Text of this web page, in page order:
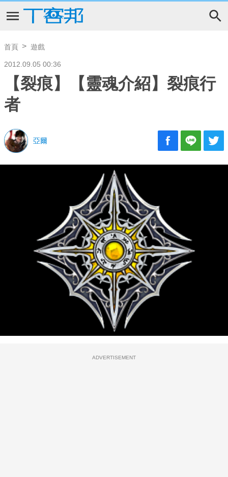
首頁 遊戲
2012.09.05 00:36
【裂痕】【靈魂介紹】裂痕行
者
亞爾
ADVERTISEMENT